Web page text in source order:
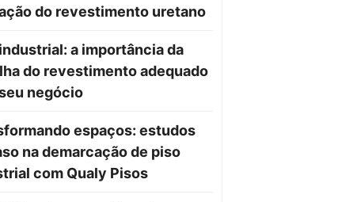
do revestimento uretano
a importância da
do revestimento adequado
negócio
espaços: estudos
na demarcação de piso
com Qualy Pisos